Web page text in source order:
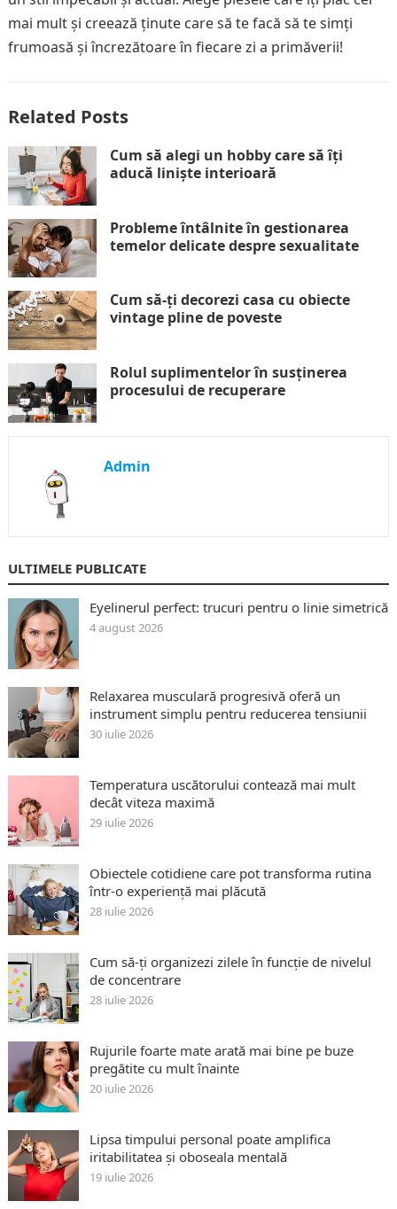
mai mult și creează ținute care să te facă să te simți
frumoasă și încrezătoare în fiecare zi a primăverii!
Related Posts
Cum să alegi un hobby care să îți
aducă liniște interioară
Probleme întâlnite în gestionarea
temelor delicate despre sexualitate
Cum să-ți decorezi casa cu obiecte
vintage pline de poveste
Rolul suplimentelor în susținerea
procesului de recuperare
Admin
ULTIMELE PUBLICATE
Eyelinerul perfect: trucuri pentru o linie simetrică
4 august 2026
Relaxarea musculară progresivă oferă un
instrument simplu pentru reducerea tensiunii
30 iulie 2026
Temperatura uscătorului contează mai mult
decât viteza maximă
29 iulie 2026
Obiectele cotidiene care pot transforma rutina
într-o experiență mai plăcută
28 iulie 2026
Cum să-ți organizezi zilele în funcție de nivelul
de concentrare
28 iulie 2026
Rujurile foarte mate arată mai bine pe buze
pregătite cu mult înainte
20 iulie 2026
Lipsa timpului personal poate amplifica
iritabilitatea și oboseala mentală
19 iulie 2026